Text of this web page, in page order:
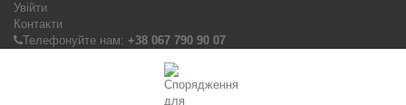
Увійти
Контакти
Телефонуйте нам: +38 067 790 90 07